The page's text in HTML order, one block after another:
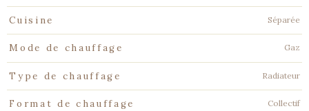
Cuisine Séparée
Mode de chauffage Gaz
Type de chauffage Radiateur
Format de chauffage Collectif